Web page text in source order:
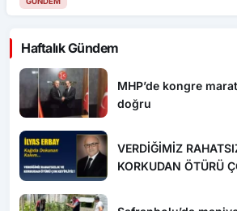
Haftalık Gündem
MHP’de kongre
doğru
VERDİĞİMİZ
KORKUDAN ÖTÜRÜ